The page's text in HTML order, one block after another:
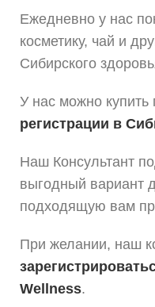
Ежедневно у нас
косметику, чай и
Сибирского
У нас можно купить
регистрации в
Наш Консультант
выгодный вариант
подходящую вам
При желании, наш
Wellness.